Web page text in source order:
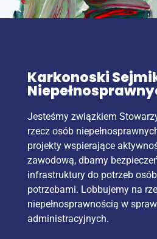
Karkonoski
Jesteśmy związkiem
rzecz osób
projekty wspierające
zawodową, dbamy
infrastruktury do potrzeb
potrzebami. Lobbujemy na
niepełnosprawnością w
administracyjnych.